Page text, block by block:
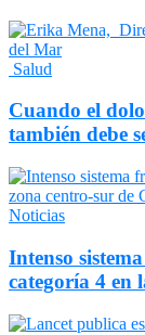
Salud
Cuando el
también debe
Noticias
Intenso
categoría 4 en